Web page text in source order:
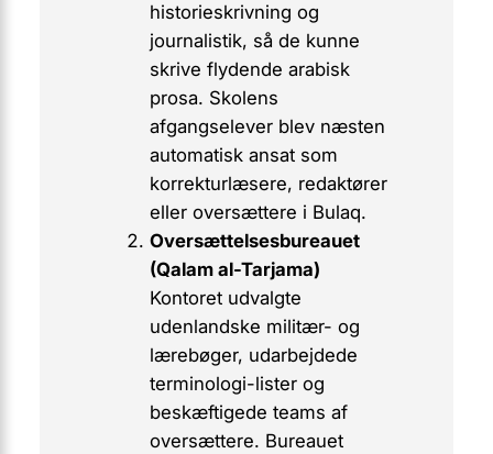
historieskrivning og
journalistik, så de kunne
skrive flydende arabisk
prosa. Skolens
afgangselever blev næsten
automatisk ansat som
korrekturlæsere, redaktører
eller oversættere i Bulaq.
Oversættelsesbureauet
(Qalam al-Tarjama)
Kontoret udvalgte
udenlandske militær- og
lærebøger, udarbejdede
terminologi-lister og
beskæftigede teams af
oversættere. Bureauet